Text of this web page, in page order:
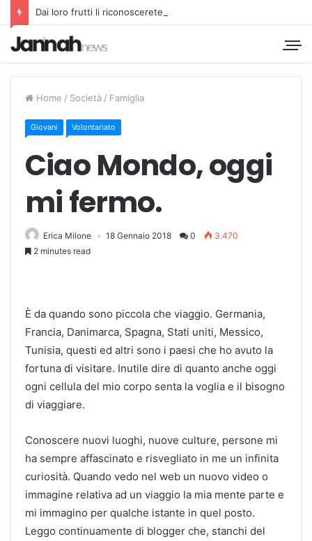
Dai loro frutti li riconoscerete
Home / Società / Famiglia
Giovani Volontariato
Ciao Mondo, oggi
mi fermo.
Erica Milone 18 Gennaio 2018 0
3.470
2 minutes read
È da quando sono piccola che viaggio. Germania,
Francia, Danimarca, Spagna, Stati uniti, Messico,
Tunisia, questi ed altri sono i paesi che ho avuto la
fortuna di visitare. Inutile dire di quanto anche oggi
ogni cellula del mio corpo senta la voglia e il bisogno
di viaggiare.
Conoscere nuovi luoghi, nuove culture, persone mi
ha sempre affascinato e risvegliato in me un infinita
curiosità. Quando vedo nel web un nuovo video o
immagine relativa ad un viaggio la mia mente parte e
mi immagino per qualche istante in quel posto.
Leggo continuamente di blogger che, stanchi del